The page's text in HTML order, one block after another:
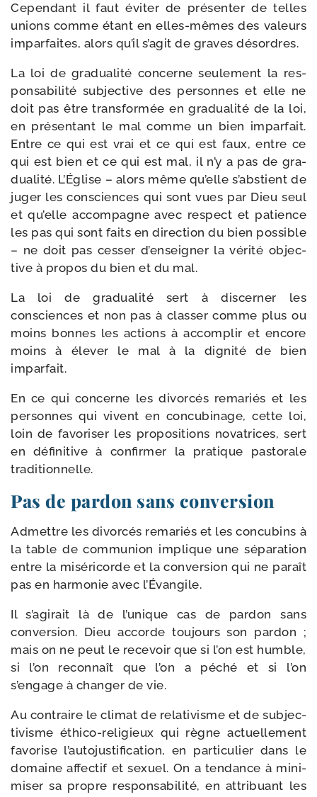
Cependant il faut évi­ter de pré­sen­ter de telles
unions comme étant en elles-​mêmes des valeurs
impar­faites, alors qu’il s’agit de graves désordres.
La loi de gra­dua­li­té concerne seule­ment la res­
pon­sa­bi­li­té sub­jec­tive des per­sonnes et elle ne
doit pas être trans­for­mée en gra­dua­li­té de la loi,
en pré­sen­tant le mal comme un bien impar­fait.
Entre ce qui est vrai et ce qui est faux, entre ce
qui est bien et ce qui est mal, il n’y a pas de gra­
dua­li­té. L’Église – alors même qu’elle s’abstient de
juger les consciences qui sont vues par Dieu seul
et qu’elle accom­pagne avec res­pect et patience
les pas qui sont faits en direc­tion du bien pos­sible
– ne doit pas ces­ser d’enseigner la véri­té objec­
tive à pro­pos du bien et du mal.
La loi de gra­dua­li­té sert à dis­cer­ner les
consciences et non pas à clas­ser comme plus ou
moins bonnes les actions à accom­plir et encore
moins à éle­ver le mal à la digni­té de bien
imparfait.
En ce qui concerne les divor­cés rema­riés et les
per­sonnes qui vivent en concu­bi­nage, cette loi,
loin de favo­ri­ser les pro­po­si­tions nova­trices, sert
en défi­ni­tive à confir­mer la pra­tique pas­to­rale
traditionnelle.
Pas de pardon sans conversion
Admettre les divor­cés rema­riés et les concu­bins à
la table de com­mu­nion implique une sépa­ra­tion
entre la misé­ri­corde et la conver­sion qui ne paraît
pas en har­mo­nie avec l’Évangile.
Il s’agirait là de l’unique cas de par­don sans
conver­sion. Dieu accorde tou­jours son par­don ;
mais on ne peut le rece­voir que si l’on est humble,
si l’on recon­naît que l’on a péché et si l’on
s’engage à chan­ger de vie.
Au contraire le cli­mat de rela­ti­visme et de sub­jec­
ti­visme éthico-​religieux qui règne actuel­le­ment
favo­rise l’autojustification, en par­ti­cu­lier dans le
domaine affec­tif et sexuel. On a ten­dance à mini­
mi­ser sa propre res­pon­sa­bi­li­té, en attri­buant les